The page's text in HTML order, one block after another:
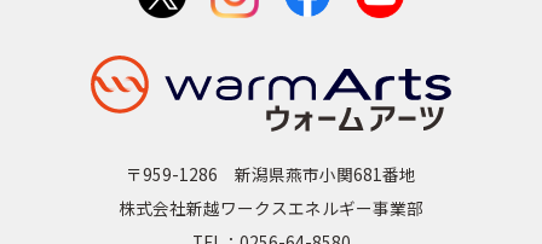
〒959-1286 新潟県燕市小関681番地
株式会社新越ワークスエネルギー事業部